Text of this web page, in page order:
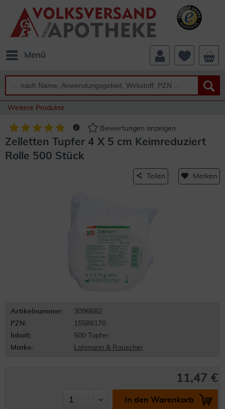
Menü
Weitere Produkte
Bewertungen anzeigen
Zelletten Tupfer 4 X 5 cm Keimreduziert
Rolle 500 Stück
Teilen Merken
Artikelnummer:
3096682
PZN:
15586170
Inhalt:
500 Tupfer
Marke:
Lohmann & Rauscher
11,47 €
In den Warenkorb